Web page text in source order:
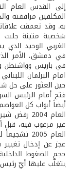
إلى القدس العام
المكلفين مرافقته
به. وقد تعمقت
شخصية متينة جلبت
الغربي الوحيد
في دمشق، الأمر
في باريس وواشنطن
امام البرلمان
حين العثور على حل
فتح أمام الرئيس
أيضاً أبواب كل
العام
غير مرغوب فيه، قبل
العام
عجز عن إدخال
حجم الضغوط
يتغلَّب عليها أيّ